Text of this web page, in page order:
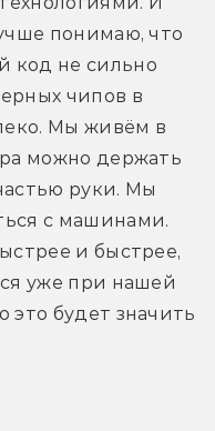
понимаю, что
код не сильно
чипов в
Мы живём в
можно держать
руки. Мы
с машинами.
и быстрее,
уже при нашей
будет значить